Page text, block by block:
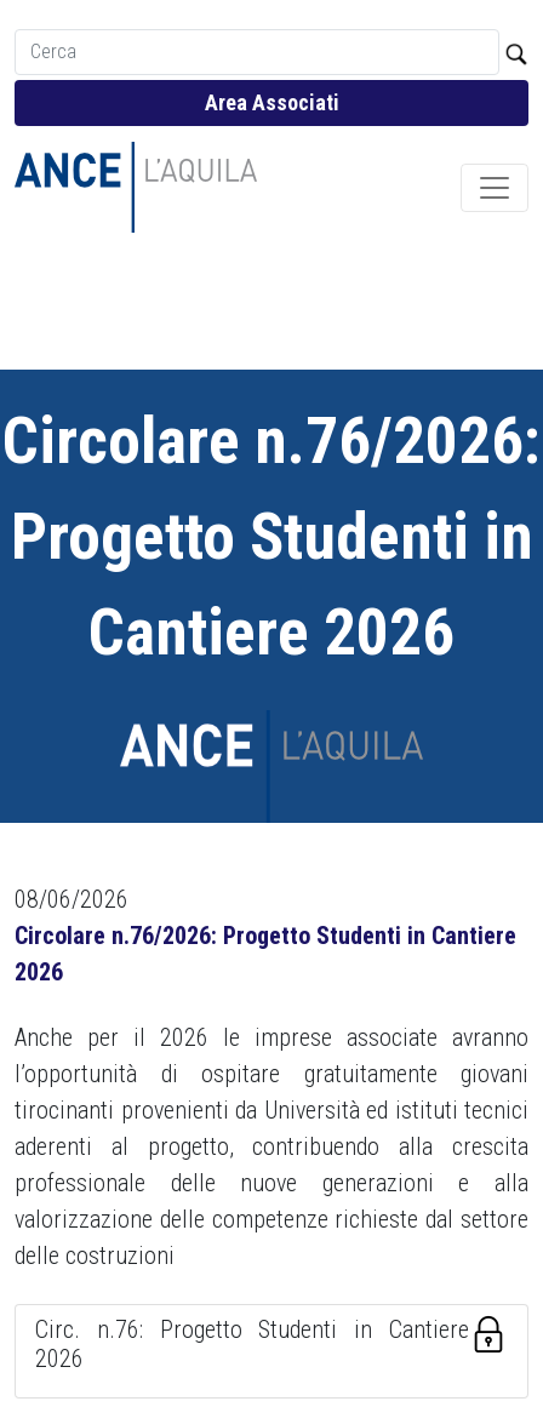
Area Associati
Circolare n.76/2026:
Progetto Studenti in
Cantiere 2026
08/06/2026
Circolare n.76/2026: Progetto Studenti in Cantiere
2026
Anche per il 2026 le imprese associate avranno
l’opportunità di ospitare gratuitamente giovani
tirocinanti provenienti da Università ed istituti tecnici
aderenti al progetto, contribuendo alla crescita
professionale delle nuove generazioni e alla
valorizzazione delle competenze richieste dal settore
delle costruzioni
Circ. n.76: Progetto Studenti in Cantiere
2026